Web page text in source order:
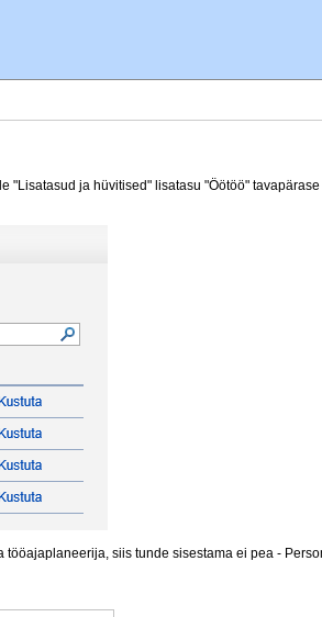
ja hüvitised" lisatasu "Öötöö"
siis tunde sisestama ei pea -